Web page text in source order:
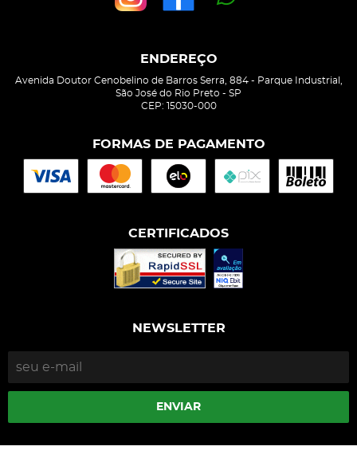
ENDEREÇO
Avenida Doutor Cenobelino de Barros Serra, 884- Parque Industrial,
São José do Rio Preto - SP
CEP: 15030-000
FORMAS DE PAGAMENTO
CERTIFICADOS
NEWSLETTER
ENVIAR